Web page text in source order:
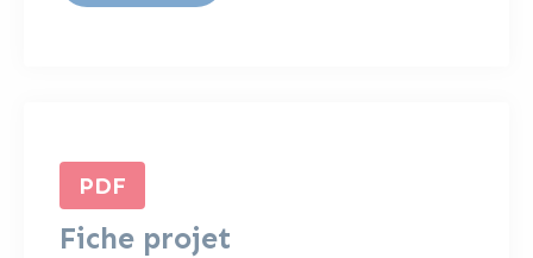
PDF
Fiche projet